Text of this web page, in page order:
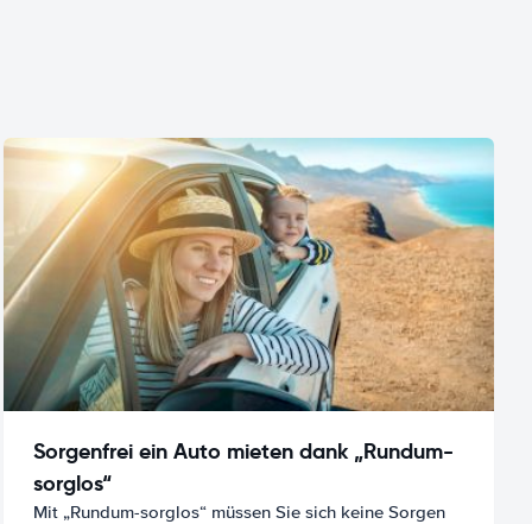
Sorgenfrei ein Auto mieten dank „Rundum-
sorglos“
Mit „Rundum-sorglos“ müssen Sie sich keine Sorgen